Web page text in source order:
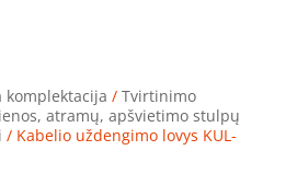
komplektacija / Tvirtinimo
atramų, apšvietimo stulpų
/ Kabelio uždengimo lovys KUL-